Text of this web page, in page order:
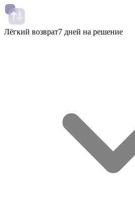
Лёгкий возврат7 дней на решение